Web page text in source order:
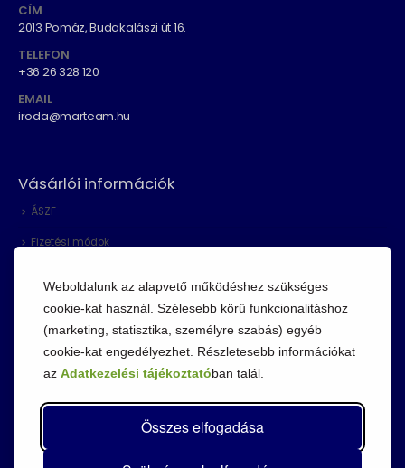
Weboldalunk az alapvető működéshez szükséges
cookie-kat használ. Szélesebb körű funkcionalitáshoz
(marketing, statisztika, személyre szabás) egyéb
cookie-kat engedélyezhet. Részletesebb információkat
az Adatkezelési tájékoztatóban talál.
Összes elfogadása
CÍM
2013 Pomáz, Budakalászi út 16.
TELEFON
+36 26 328 120
EMAIL
iroda@marteam.hu
Vásárlói információk
ÁSZF
Fizetési módok
Cookie szabályzat
Visszaküldési szabályzat